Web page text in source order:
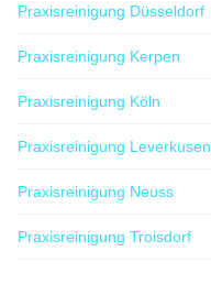
Praxisreinigung Düsseldorf
Praxisreinigung Kerpen
Praxisreinigung Köln
Praxisreinigung Leverkusen
Praxisreinigung Neuss
Praxisreinigung Troisdorf